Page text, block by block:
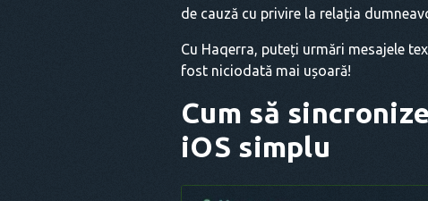
de cauză cu privire la relația
Cu Haqerra, puteți urmări mesajele
fost niciodată mai ușoară!
Cum să
iOS simplu